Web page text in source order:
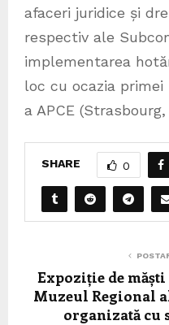
afaceri juridice și
respectiv ale
implementarea
loc cu ocazia
a APCE
SHARE 0
Expoziție de
Muzeul Regional
organizată cu